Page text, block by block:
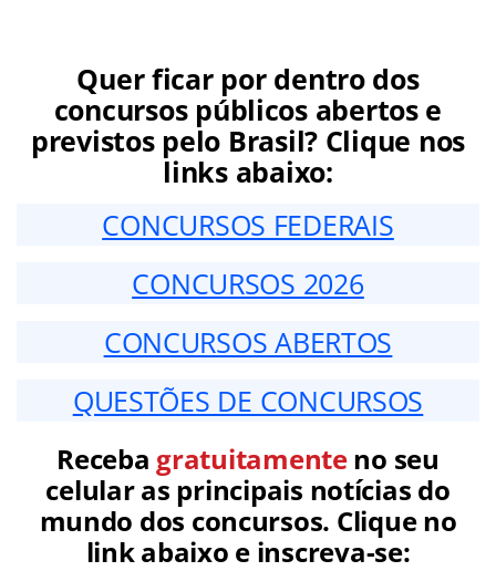
Quer ficar por dentro dos
concursos públicos abertos e
previstos pelo Brasil? Clique nos
links abaixo:
CONCURSOS FEDERAIS
CONCURSOS 2026
CONCURSOS ABERTOS
QUESTÕES DE CONCURSOS
Receba gratuitamenteno seu
celular as principais notícias do
mundo dos concursos. Clique no
link abaixo e inscreva-se: